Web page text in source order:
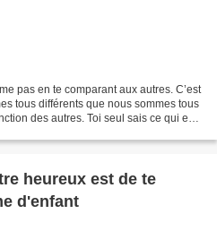
pas en te comparant aux autres. C’est
tous différents que nous sommes tous
des autres. Toi seul sais ce qui est
heureux est de te
d'enfant